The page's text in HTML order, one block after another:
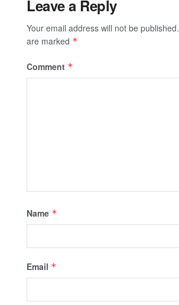
Leave a Reply
Your email address will not be published.
are marked *
Comment *
Name *
Email *